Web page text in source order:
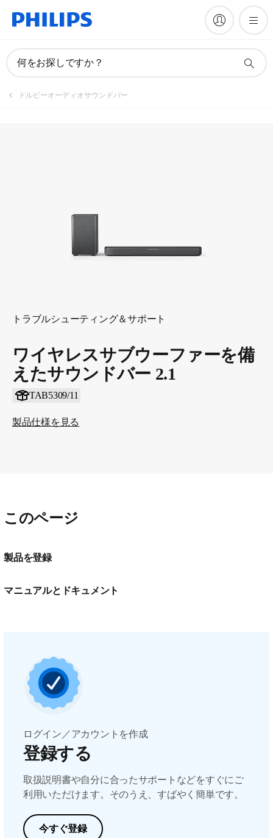
何をお探しですか？
ドルビーオーディオサウンドバー
トラブルシューティング＆サポート
ワイヤレスサブウーファーを備
えたサウンドバー 2.1
TAB5309/11
製品仕様を見る
このページ
製品を登録
マニュアルとドキュメント
ログイン／アカウントを作成
登録する
取扱説明書や自分に合ったサポートなどをすぐにご
利用いただけます。そのうえ、すばやく簡単です。
今すぐ登録